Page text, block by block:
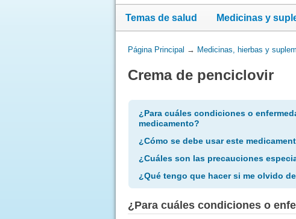
Temas de salud Medicinas y
Usted
aquí:
Página Principal → Medicinas, hierbas y
Crema de penciclovir
¿Para cuáles condiciones o
medicamento?
¿Cómo se debe usar este
¿Cuáles son las precauciones
¿Qué tengo que hacer si me olvido
¿Para cuáles condiciones o